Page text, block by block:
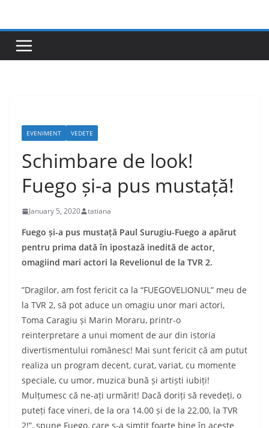
content
EVENIMENT VEDETE
Schimbare de look!
Fuego și-a pus mustață!
January 5, 2020 tatiana
Fuego și-a pus mustață Paul Surugiu-Fuego a apărut
pentru prima dată în ipostază inedită de actor,
omagiind mari actori la Revelionul de la TVR 2.
”Dragilor, am fost fericit ca la “FUEGOVELIONUL” meu de
la TVR 2, să pot aduce un omagiu unor mari actori,
Toma Caragiu și Marin Moraru, printr-o
reinterpretare a unui moment de aur din istoria
divertismentului românesc! Mai sunt fericit că am putut
realiza un program decent, curat, variat, cu momente
speciale, cu umor, muzica bună și artiști iubiți!
Mulțumesc că ne-ați urmărit! Dacă doriți să revedeți, o
puteți face vineri, de la ora 14.00 și de la 22.00, la TVR
2!”, spune Fuego, care s-a simțit foarte bine în aceste